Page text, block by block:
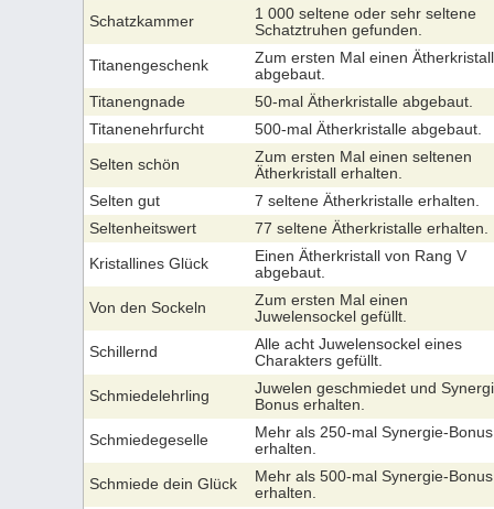
Schatzkammer
1 000 seltene oder sehr seltene
Schatztruhen gefunden.
Titanengeschenk
Zum ersten Mal einen Ätherkristall
abgebaut.
Titanengnade
50-mal Ätherkristalle abgebaut.
Titanenehrfurcht
500-mal Ätherkristalle abgebaut.
Selten schön
Zum ersten Mal einen seltenen
Ätherkristall erhalten.
Selten gut
7 seltene Ätherkristalle erhalten.
Seltenheitswert
77 seltene Ätherkristalle erhalten.
Kristallines Glück
Einen Ätherkristall von Rang V
abgebaut.
Von den Sockeln
Zum ersten Mal einen
Juwelensockel gefüllt.
Schillernd
Alle acht Juwelensockel eines
Charakters gefüllt.
Schmiedelehrling
Juwelen geschmiedet und
Bonus erhalten.
Schmiedegeselle
Mehr als 250-mal Synergie-Bonus
erhalten.
Schmiede dein Glück
Mehr als 500-mal Synergie-Bonus
erhalten.